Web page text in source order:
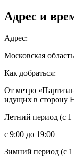
Адрес и
Адрес:
Московская
Как добраться:
От метро
идущих в сторону
Летний период (с 1
с 9:00 до 19:00
Зимний период (с 1